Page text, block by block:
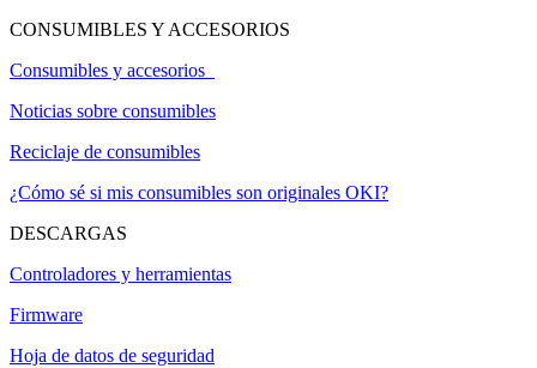
CONSUMIBLES Y ACCESORIOS
Consumibles y accesorios
Noticias sobre consumibles
Reciclaje de consumibles
¿Cómo sé si mis consumibles son originales OKI?
DESCARGAS
Controladores y herramientas
Firmware
Hoja de datos de seguridad